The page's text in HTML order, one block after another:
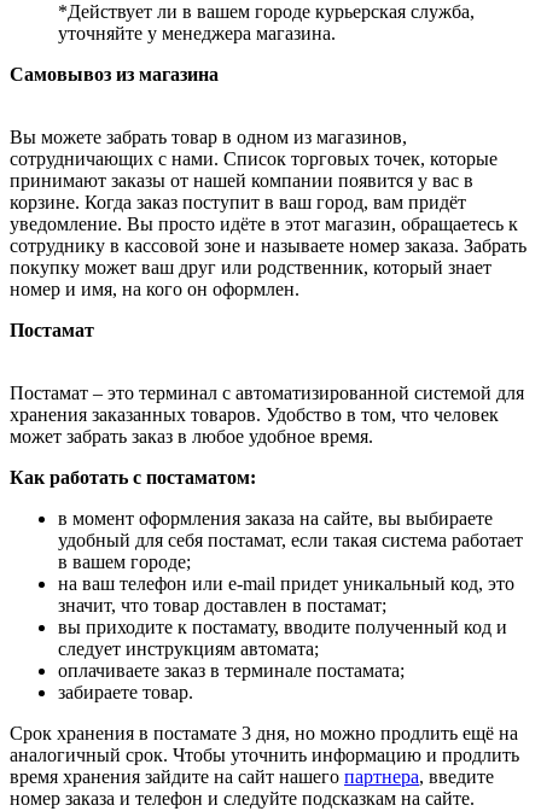
*Действует ли в вашем городе курьерская служба,
уточняйте у менеджера магазина.
Самовывоз из магазина
Вы можете забрать товар в одном из магазинов,
сотрудничающих с нами. Список торговых точек, которые
принимают заказы от нашей компании появится у вас в
корзине. Когда заказ поступит в ваш город, вам придёт
уведомление. Вы просто идёте в этот магазин, обращаетесь к
сотруднику в кассовой зоне и называете номер заказа. Забрать
покупку может ваш друг или родственник, который знает
номер и имя, на кого он оформлен.
Постамат
Постамат – это терминал с автоматизированной системой для
хранения заказанных товаров. Удобство в том, что человек
может забрать заказ в любое удобное время.
Как работать с постаматом:
в момент оформления заказа на сайте, вы выбираете
удобный для себя постамат, если такая система работает
в вашем городе;
на ваш телефон или e-mail придет уникальный код, это
значит, что товар доставлен в постамат;
вы приходите к постамату, вводите полученный код и
следует инструкциям автомата;
оплачиваете заказ в терминале постамата;
забираете товар.
Срок хранения в постамате 3 дня, но можно продлить ещё на
аналогичный срок. Чтобы уточнить информацию и продлить
время хранения зайдите на сайт нашего партнера, введите
номер заказа и телефон и следуйте подсказкам на сайте.